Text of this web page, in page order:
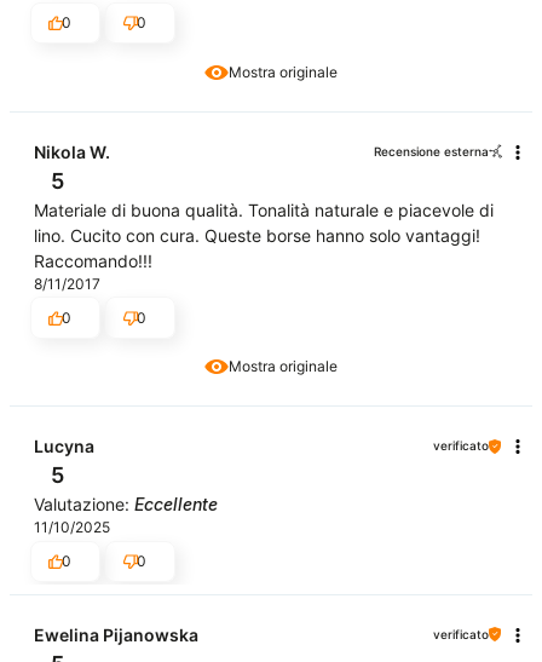
Mostra originale
0
0
Mostra originale
Nikola W. Recensione esterna
5
Materiale di buona qualità. Tonalità naturale e piacevole di
lino. Cucito con cura. Queste borse hanno solo vantaggi!
Raccomando!!!
8/11/2017
0
0
Lucyna verificato
5
Valutazione: Eccellente
11/10/2025
0
0
Ewelina Pijanowska verificato